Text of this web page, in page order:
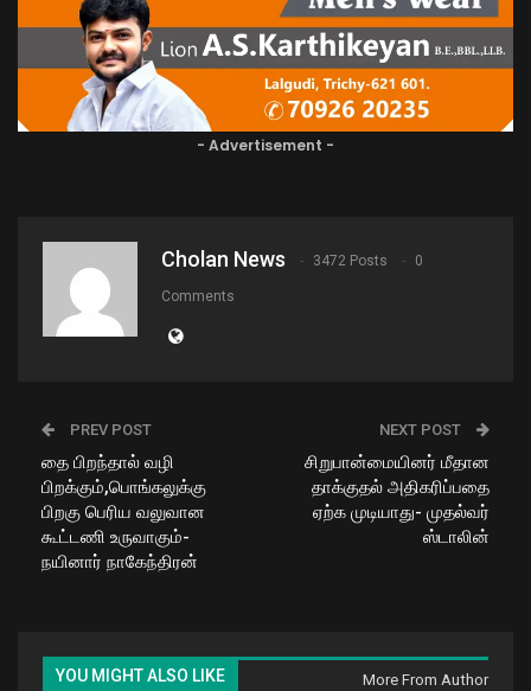
- Advertisement -
Cholan News 3472 Posts 0
Comments
PREV POST
தை பிறந்தால் வழி
பிறக்கும்,பொங்கலுக்கு
பிறகு பெரிய வலுவான
கூட்டணி உருவாகும்-
நயினார் நாகேந்திரன்
NEXT POST
சிறுபான்மையினர் மீதான
தாக்குதல் அதிகரிப்பதை
ஏற்க முடியாது- முதல்வர்
ஸ்டாலின்
YOU MIGHT ALSO LIKE More From Author